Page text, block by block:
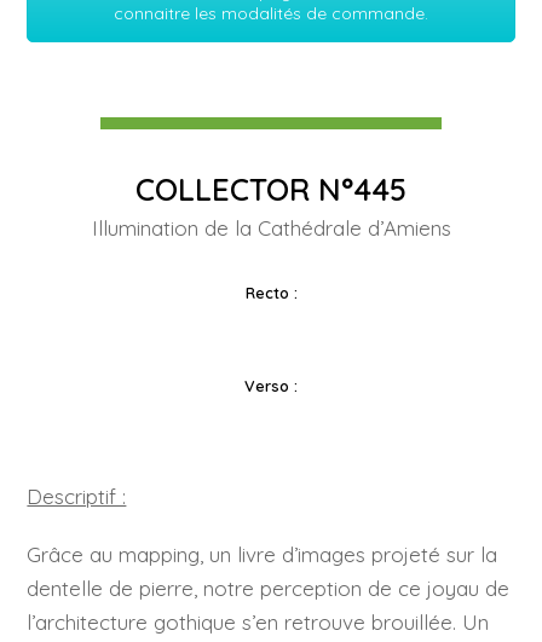
connaitre les modalités de commande.
COLLECTOR N°445
Illumination de la Cathédrale d’Amiens
Recto :
Verso :
Descriptif :
Grâce au mapping, un livre d’images projeté sur la
dentelle de pierre, notre perception de ce joyau de
l’architecture gothique s’en retrouve brouillée. Un